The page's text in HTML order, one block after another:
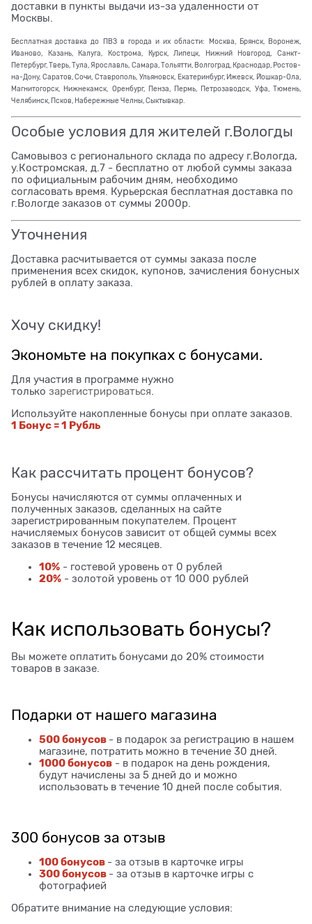
доставки в пункты выдачи из-за удаленности от
Москвы.
Бесплатная доставка до ПВЗ в города и их области: Москва, Брянск, Воронеж,
Иваново, Казань, Калуга, Кострома, Курск, Липецк, Нижний Новгород, Санкт-
Петербург, Тверь, Тула, Ярославль, Самара, Тольятти, Волгоград, Краснодар, Ростов-
на-Дону, Саратов, Сочи, Ставрополь, Ульяновск, Екатеринбург, Ижевск, Йошкар-Ола,
Магнитогорск, Нижнекамск, Оренбург, Пенза, Пермь, Петрозаводск, Уфа, Тюмень,
Челябинск, Псков, Набережные Челны, Сыктывкар.
Особые условия для жителей г.Вологды
Самовывоз с регионального склада по адресу г.Вологда,
у.Костромская, д.7 - бесплатно от любой суммы заказа
по официальным рабочим дням, необходимо
согласовать время. Курьерская бесплатная доставка по
г.Вологде заказов от суммы 2000р.
Уточнения
Доставка расчитывается от суммы заказа после
применения всех скидок, купонов, зачисления бонусных
рублей в оплату заказа.
Хочу скидку!
Экономьте на покупках с бонусами.
Для участия в программе нужно
только зарегистрироваться.
Используйте накопленные бонусы при оплате заказов.
1 Бонус = 1 Рубль
Как рассчитать процент бонусов?
Бонусы начисляются от суммы оплаченных и
полученных заказов, сделанных на сайте
зарегистрированным покупателем. Процент
начисляемых бонусов зависит от общей суммы всех
заказов в течение 12 месяцев.
10% - гостевой уровень от 0 рублей
20% - золотой уровень от 10 000 рублей
Как использовать бонусы?
Вы можете оплатить бонусами до 20% стоимости
товаров в заказе.
Подарки от нашего магазина
500 бонусов - в подарок за регистрацию в нашем
магазине, потратить можно в течение 30 дней.
1000 бонусов - в подарок на день рождения,
будут начислены за 5 дней до и можно
использовать в течение 10 дней после события.
300 бонусов за отзыв
100 бонусов - за отзыв в карточке игры
300 бонусов - за отзыв в карточке игры с
фотографией
Обратите внимание на следующие условия: